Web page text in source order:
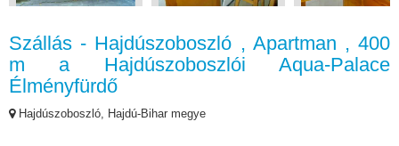
Szállás - Hajdúszoboszló , Apartman , 400
m a Hajdúszoboszlói Aqua-Palace
Élményfürdő
Hajdúszoboszló, Hajdú-Bihar megye